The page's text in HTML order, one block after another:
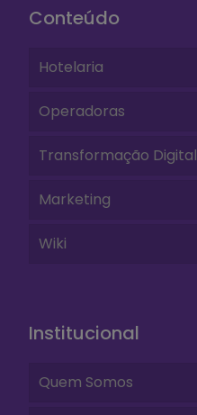
Conteúdo
Hotelaria
Operadoras
Transformação Digital
Marketing
Wiki
Institucional
Quem Somos